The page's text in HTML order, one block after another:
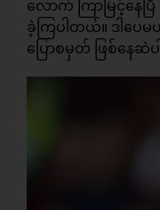
လောက် ကြာမြင့်န
ခဲ့ကြပါတယ်။ ဒါပ
ပြောစမှတ် ဖြစ်နေဆဲပ